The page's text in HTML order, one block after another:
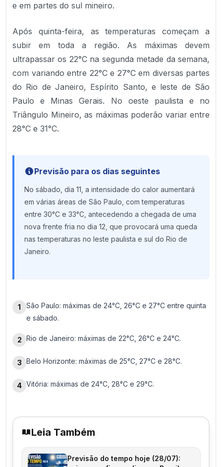
e em partes do sul mineiro.
Após quinta-feira, as temperaturas começam a
subir em toda a região. As máximas devem
ultrapassar os 22°C na segunda metade da semana,
com variando entre 22°C e 27°C em diversas partes
do Rio de Janeiro, Espírito Santo, e leste de São
Paulo e Minas Gerais. No oeste paulista e no
Triângulo Mineiro, as máximas poderão variar entre
28°C e 31°C.
Previsão para os dias seguintes
No sábado, dia 11, a intensidade do calor aumentará
em várias áreas de São Paulo, com temperaturas
entre 30°C e 33°C, antecedendo a chegada de uma
nova frente fria no dia 12, que provocará uma queda
nas temperaturas no leste paulista e sul do Rio de
Janeiro.
1
São Paulo: máximas de 24°C, 26°C e 27°C entre quinta
e sábado.
2 Rio de Janeiro: máximas de 22°C, 26°C e 24°C.
3 Belo Horizonte: máximas de 25°C, 27°C e 28°C.
4 Vitória: máximas de 24°C, 28°C e 29°C.
Leia Também
Previsão do tempo hoje (28/07):